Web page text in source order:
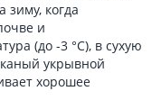
когда
и
(до -3 °С), в сухую
укрывной
хорошее